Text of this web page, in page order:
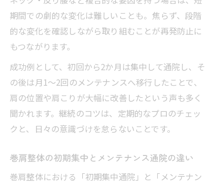
期間での劇的な変化は難しいことも。焦らず、段階
的な変化を確認しながら取り組むことが再発防止に
もつながります。
成功例として、初回から2か月は集中して通院し、そ
の後は月1～2回のメンテナンスへ移行したことで、
肩の位置や肩こりが大幅に改善したという声も多く
聞かれます。継続のコツは、定期的なプロのチェッ
クと、日々の意識づけを怠らないことです。
巻肩整体の初期集中とメンテナンス通院の違い
巻肩整体における「初期集中通院」と「メンテナン